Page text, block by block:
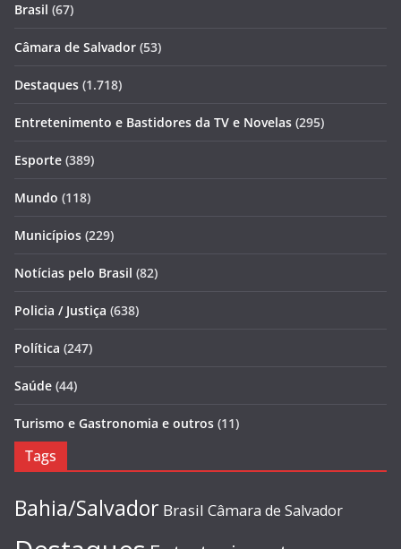
Brasil (67)
Câmara de Salvador (53)
Destaques (1.718)
Entretenimento e Bastidores da TV e Novelas (295)
Esporte (389)
Mundo (118)
Municípios (229)
Notícias pelo Brasil (82)
Policia / Justiça (638)
Política (247)
Saúde (44)
Turismo e Gastronomia e outros (11)
Tags
Bahia/Salvador Brasil Câmara de Salvador